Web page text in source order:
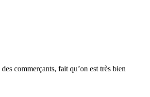
commerçants, fait qu’on est très bien